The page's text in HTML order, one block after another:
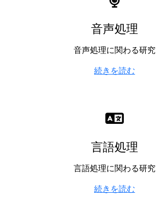
音声処理
音声処理に関わる研究
続きを読む
言語処理
言語処理に関わる研究
続きを読む